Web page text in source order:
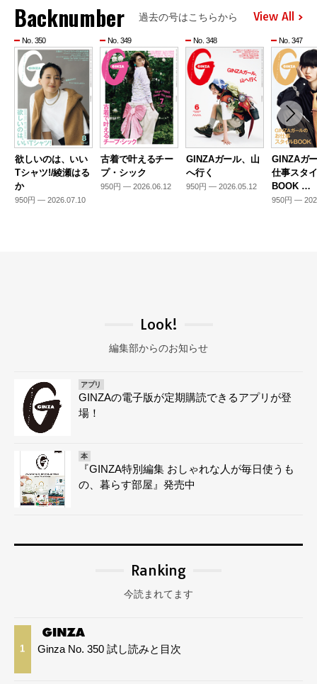
Backnumber 過去の号はこちらから View All
No. 350
欲しいのは、いい
Tシャツ!/綾瀬はる
か
950円 — 2026.07.10
No. 349
古着で叶えるチー
プ・シック
950円 — 2026.06.12
No. 348
GINZAガール、山
へ行く
950円 — 2026.05.12
No. 347
GINZAガ
仕事スタ
BOOK …
950円 —
Look!
編集部からのお知らせ
アプリ
GINZAの電子版が定期購読できるアプリが登
場！
本
『GINZA特別編集 おしゃれな人が毎日使うも
の、暮らす部屋』発売中
Ranking
今読まれてます
1 Ginza No. 350 試し読みと目次